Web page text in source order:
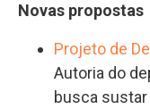
Novas propostas
Projeto de
Autoria do
busca